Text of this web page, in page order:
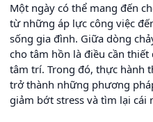
Một ngày có thể mang đến
từ những áp lực công việc
sống gia đình. Giữa dòng
cho tâm hồn là điều cần
tâm trí. Trong đó, thực hành
trở thành những phương
giảm bớt stress và tìm lại cái